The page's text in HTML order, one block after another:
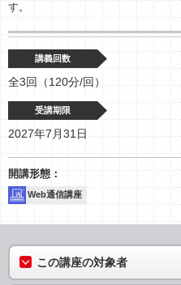
す。
講義回数
全3回（120分/回）
受講期限
2027年7月31日
Web通信講座
この講座の対象者